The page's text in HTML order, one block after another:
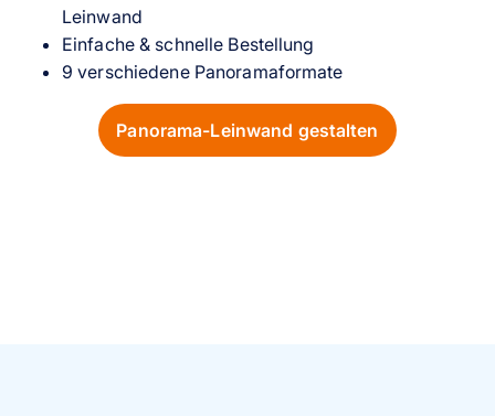
Leinwand
Einfache & schnelle Bestellung
9 verschiedene Panoramaformate
Panorama-Leinwand gestalten